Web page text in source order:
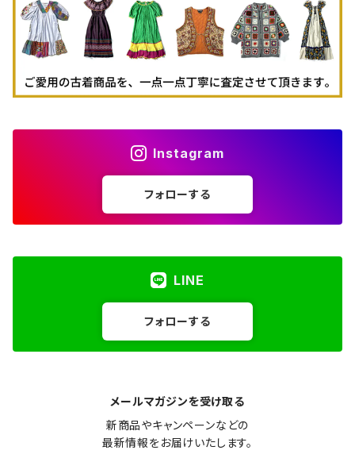
Instagram
フォローする
LINE
フォローする
メールマガジンを受け取る
新商品やキャンペーンなどの
最新情報をお届けいたします。